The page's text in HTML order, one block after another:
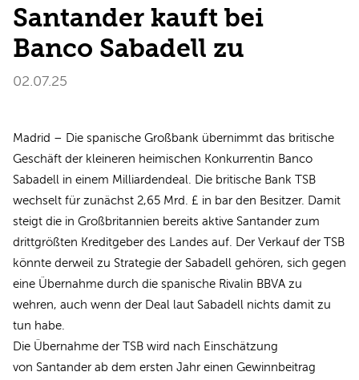
Santander kauft bei
Banco Sabadell zu
02.07.25
Madrid – Die spanische Großbank übernimmt das britische
Geschäft der kleineren heimischen Konkurrentin Banco
Sabadell in einem Milliardendeal. Die britische Bank TSB
wechselt für zunächst 2,65 Mrd. £ in bar den Besitzer. Damit
steigt die in Großbritannien bereits aktive Santander zum
drittgrößten Kreditgeber des Landes auf. Der Verkauf der TSB
könnte derweil zu Strategie der Sabadell gehören, sich gegen
eine Übernahme durch die spanische Rivalin BBVA zu
wehren, auch wenn der Deal laut Sabadell nichts damit zu
tun habe.
Die Übernahme der TSB wird nach Einschätzung
von Santander ab dem ersten Jahr einen Gewinnbeitrag